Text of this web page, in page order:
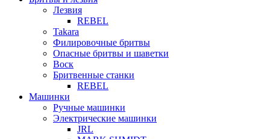
Лезвия
REBEL
Takara
Филировочные бритвы
Опасные бритвы и шаветки
Воск
Бритвенные станки
REBEL
Машинки
Ручные машинки
Электрические машинки
JRL